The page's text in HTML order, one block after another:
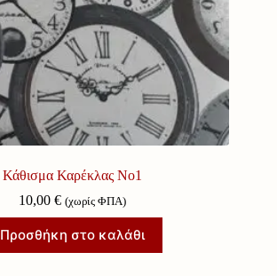
Κάθισμα Καρέκλας Νο1
10,00 € (χωρίς ΦΠΑ)
Προσθήκη στο καλάθι